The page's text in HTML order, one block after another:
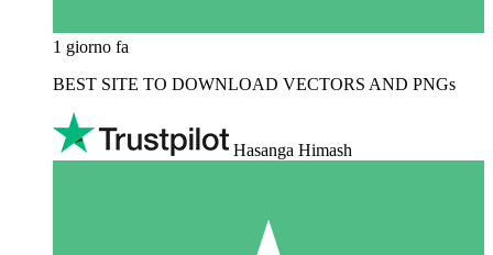
1 giorno fa
BEST SITE TO DOWNLOAD VECTORS AND PNGs
Hasanga Himash